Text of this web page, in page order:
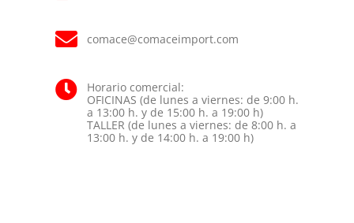
comace@comaceimport.com
Horario comercial:
OFICINAS (de lunes a viernes: de 9:00 h.
a 13:00 h. y de 15:00 h. a 19:00 h)
TALLER (de lunes a viernes: de 8:00 h. a
13:00 h. y de 14:00 h. a 19:00 h)